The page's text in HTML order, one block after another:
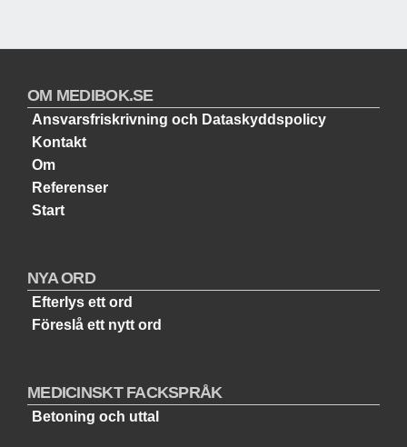
OM MEDIBOK.SE
Ansvarsfriskrivning och Dataskyddspolicy
Kontakt
Om
Referenser
Start
NYA ORD
Efterlys ett ord
Föreslå ett nytt ord
MEDICINSKT FACKSPRÅK
Betoning och uttal